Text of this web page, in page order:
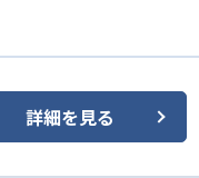
詳細を見る